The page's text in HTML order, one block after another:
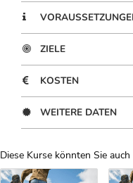
ZIELE
KOSTEN
WEITERE DATEN
Diese Kurse könnten Sie
Uber